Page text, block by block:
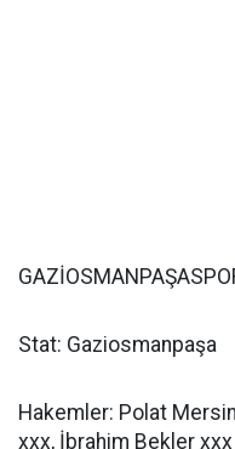
Stat: Gaziosmanpaşa
Hakemler: Polat
xxx, İbrahim Bekler xxx